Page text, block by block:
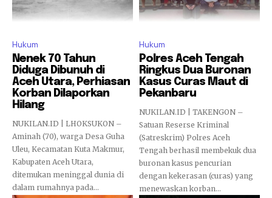
Hukum
Nenek 70 Tahun
Diduga Dibunuh di
Aceh Utara, Perhiasan
Korban Dilaporkan
Hilang
NUKILAN.ID | LHOKSUKON –
Aminah (70), warga Desa Guha
Uleu, Kecamatan Kuta Makmur,
Kabupaten Aceh Utara,
ditemukan meninggal dunia di
dalam rumahnya pada...
Hukum
Polres Aceh Tengah
Ringkus Dua Buronan
Kasus Curas Maut di
Pekanbaru
NUKILAN.ID | TAKENGON –
Satuan Reserse Kriminal
(Satreskrim) Polres Aceh
Tengah berhasil membekuk dua
buronan kasus pencurian
dengan kekerasan (curas) yang
menewaskan korban...